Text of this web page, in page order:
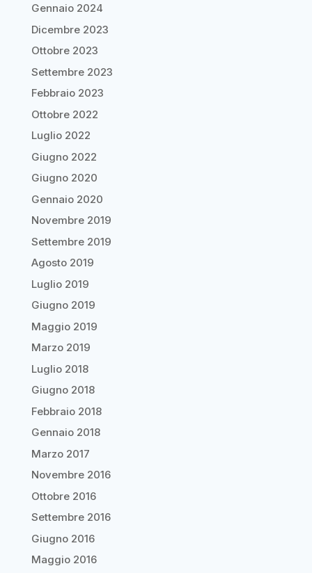
Gennaio 2024
Dicembre 2023
Ottobre 2023
Settembre 2023
Febbraio 2023
Ottobre 2022
Luglio 2022
Giugno 2022
Giugno 2020
Gennaio 2020
Novembre 2019
Settembre 2019
Agosto 2019
Luglio 2019
Giugno 2019
Maggio 2019
Marzo 2019
Luglio 2018
Giugno 2018
Febbraio 2018
Gennaio 2018
Marzo 2017
Novembre 2016
Ottobre 2016
Settembre 2016
Giugno 2016
Maggio 2016